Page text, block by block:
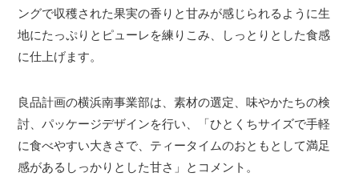
ングで収穫された果実の香りと甘みが感じられるように生
地にたっぷりとピューレを練りこみ、しっとりとした食感
に仕上げます。
良品計画の横浜南事業部は、素材の選定、味やかたちの検
討、パッケージデザインを行い、「ひとくちサイズで手軽
に食べやすい大きさで、ティータイムのおともとして満足
感があるしっかりとした甘さ」とコメント。